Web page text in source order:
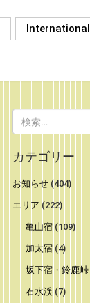
International
索:
カテゴリー
お知らせ(404)
エリア (222)
亀山宿 (109)
加太宿 (4)
坂下宿・鈴鹿峠
石水渓 (7)